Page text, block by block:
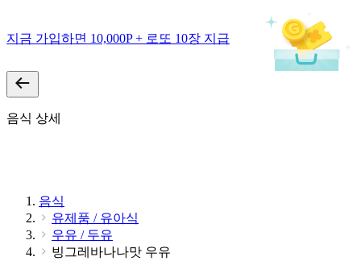
지금 가입하면 10,000P + 로또 10장 지급
음식 상세
음식
유제품 / 유아식
우유 / 두유
빙그레바나나맛 우유